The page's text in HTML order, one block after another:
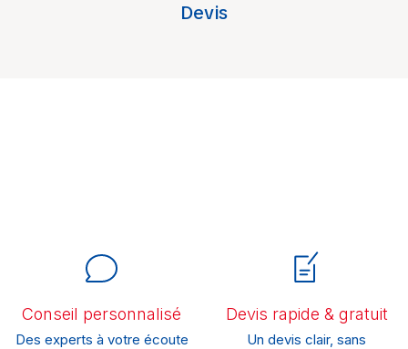
Devis
Conseil personnalisé
Des experts à votre écoute
Devis rapide & gratuit
Un devis clair, sans